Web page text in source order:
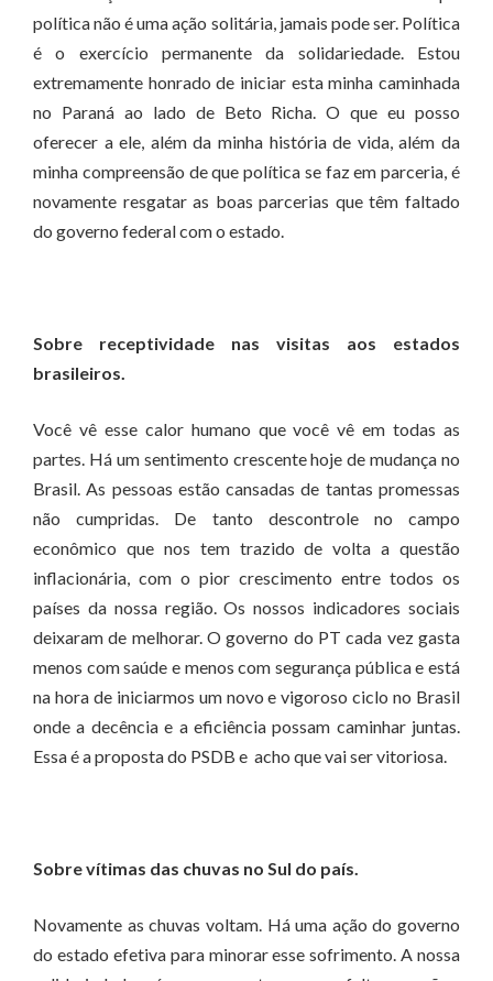
política não é uma ação solitária, jamais pode ser. Política
é o exercício permanente da solidariedade. Estou
extremamente honrado de iniciar esta minha caminhada
no Paraná ao lado de Beto Richa. O que eu posso
oferecer a ele, além da minha história de vida, além da
minha compreensão de que política se faz em parceria, é
novamente resgatar as boas parcerias que têm faltado
do governo federal com o estado.
Sobre receptividade nas visitas aos estados
brasileiros.
Você vê esse calor humano que você vê em todas as
partes. Há um sentimento crescente hoje de mudança no
Brasil. As pessoas estão cansadas de tantas promessas
não cumpridas. De tanto descontrole no campo
econômico que nos tem trazido de volta a questão
inflacionária, com o pior crescimento entre todos os
países da nossa região. Os nossos indicadores sociais
deixaram de melhorar. O governo do PT cada vez gasta
menos com saúde e menos com segurança pública e está
na hora de iniciarmos um novo e vigoroso ciclo no Brasil
onde a decência e a eficiência possam caminhar juntas.
Essa é a proposta do PSDB e acho que vai ser vitoriosa.
Sobre vítimas das chuvas no Sul do país.
Novamente as chuvas voltam. Há uma ação do governo
do estado efetiva para minorar esse sofrimento. A nossa